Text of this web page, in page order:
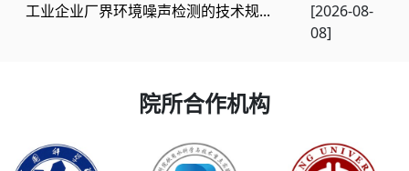
工业企业厂界环境噪声检测的技术规...
[2026-08-
08]
院所合作机构